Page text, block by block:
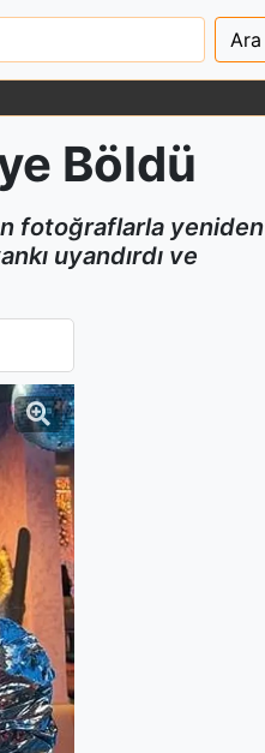
Ara
Böldü
fotoğraflarla yeniden
uyandırdı ve